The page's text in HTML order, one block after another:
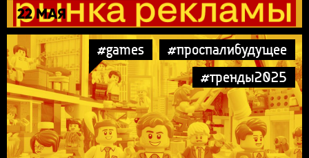
22 МАЯ
#games
#проспалибудущее
#тренды2025